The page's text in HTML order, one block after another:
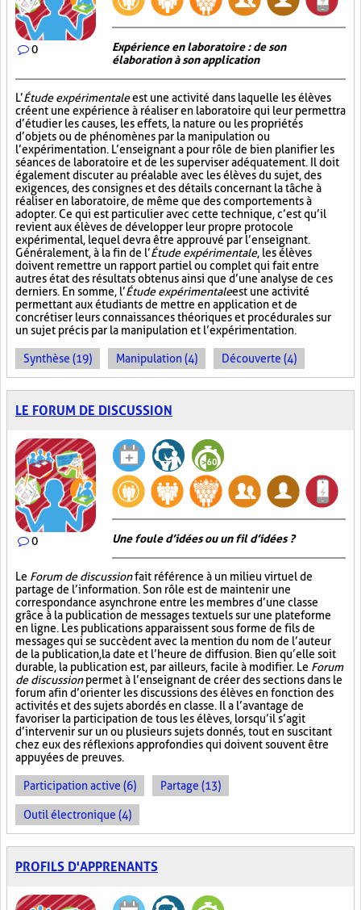
0
Expérience en laboratoire : de son
élaboration à son application
L’Étude expérimentaleest une activité dans laquelle les élèves
créent une expérience à réaliser en laboratoire qui leur permettra
d’étudier les causes, les effets, la nature ou les propriétés
d’objets ou de phénomènes par la manipulation ou
l’expérimentation. L’enseignant a pour rôle de bien planifier les
séances de laboratoire et de les superviser adéquatement. Il doit
également discuter au préalable avec les élèves du sujet, des
exigences, des consignes et des détails concernant la tâche à
réaliser en laboratoire, de même que des comportements à
adopter. Ce qui est particulier avec cette technique, c’est qu’il
revient aux élèves de développer leur propre protocole
expérimental, lequel devra être approuvé par l’enseignant.
Généralement, à la fin de l’Étude expérimentale, les élèves
doivent remettre un rapport partiel ou complet qui fait entre
autres état des résultats obtenus ainsi que d’une analyse de ces
derniers. En somme, l’Étude expérimentaleest une activité
permettant aux étudiants de mettre en application et de
concrétiser leurs connaissances théoriques et procédurales sur
un sujet précis par la manipulation et l’expérimentation.
Synthèse (19) Manipulation (4) Découverte (4)
LE FORUM DE DISCUSSION
0 Une foule d’idées ou un fil d’idées ?
Le Forum de discussionfait référence à un milieu virtuel de
partage de l’information. Son rôle est de maintenir une
correspondance asynchrone entre les membres d’une classe
grâce à la publication de messages textuels sur une plateforme
en ligne. Les publications apparaissent sous forme de fils de
messages qui se succèdent avec la mention du nom de l’auteur
de la publication, la date et l’heure de diffusion. Bien qu’elle soit
durable, la publication est, par ailleurs, facile à modifier. Le Forum
de discussionpermet à l’enseignant de créer des sections dans le
forum afin d’orienter les discussions des élèves en fonction des
activités et des sujets abordés en classe. Il a l’avantage de
favoriser la participation de tous les élèves, lorsqu’il s’agit
d’intervenir sur un ou plusieurs sujets donnés, tout en suscitant
chez eux des réflexions approfondies qui doivent souvent être
appuyées de preuves.
Participation active (6) Partage (13)
Outil électronique (4)
PROFILS D'APPRENANTS